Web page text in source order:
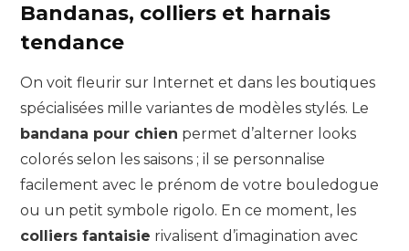
Bandanas, colliers et harnais
tendance
On voit fleurir sur Internet et dans les boutiques
spécialisées mille variantes de modèles stylés. Le
bandana pour chien permet d’alterner looks
colorés selon les saisons ; il se personnalise
facilement avec le prénom de votre bouledogue
ou un petit symbole rigolo. En ce moment, les
colliers fantaisie rivalisent d’imagination avec